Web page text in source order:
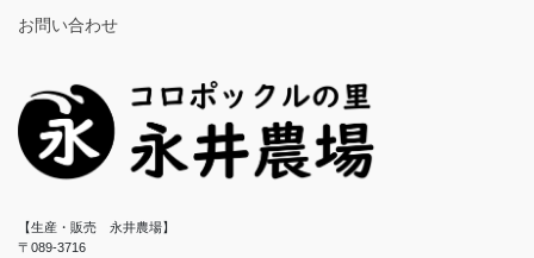
お問い合わせ
【生産・販売 永井農場】
〒089-3716